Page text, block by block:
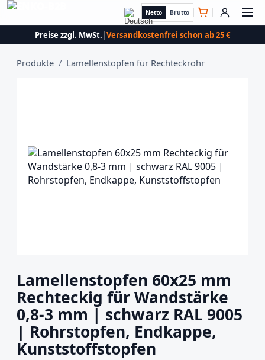
Netto Brutto
Preise zzgl. MwSt. |Versandkostenfrei schon ab 25 €
Produkte / Lamellenstopfen für Rechteckrohr
Lamellenstopfen 60x25 mm
Rechteckig für Wandstärke
0,8-3 mm | schwarz RAL 9005
| Rohrstopfen, Endkappe,
Kunststoffstopfen